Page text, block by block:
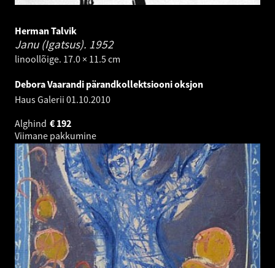
Herman Talvik
Janu (Igatsus). 1952
linoollõige. 17.0 × 11.5 cm
Debora Vaarandi pärandkollektsiooni oksjon
Haus Galerii 01.10.2010
Alghind
192
€
Viimane pakkumine